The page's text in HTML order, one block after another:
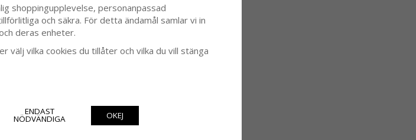
shoppingupplevelse, personanpassad
och säkra. För detta ändamål samlar vi in
deras enheter.
välj vilka cookies du tillåter och vilka du vill stänga
ENDAST
NÖDVÄNDIGA OKEJ